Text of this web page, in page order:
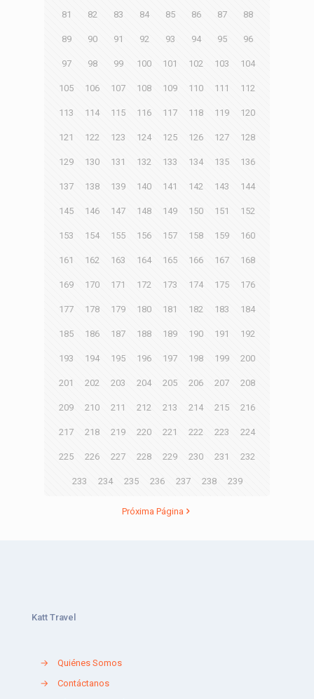
81 82 83 84 85 86 87 88
89 90 91 92 93 94 95 96
97 98 99 100 101 102 103 104
105 106 107 108 109 110 111 112
113 114 115 116 117 118 119 120
121 122 123 124 125 126 127 128
129 130 131 132 133 134 135 136
137 138 139 140 141 142 143 144
145 146 147 148 149 150 151 152
153 154 155 156 157 158 159 160
161 162 163 164 165 166 167 168
169 170 171 172 173 174 175 176
177 178 179 180 181 182 183 184
185 186 187 188 189 190 191 192
193 194 195 196 197 198 199 200
201 202 203 204 205 206 207 208
209 210 211 212 213 214 215 216
217 218 219 220 221 222 223 224
225 226 227 228 229 230 231 232
233 234 235 236 237 238 239
Próxima Página
Katt Travel
→
Quiénes Somos
→
Contáctanos